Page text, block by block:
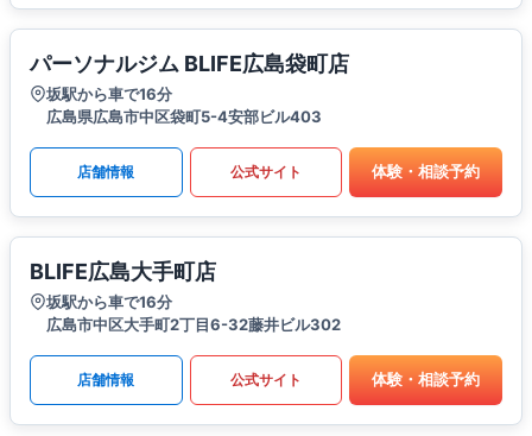
パーソナルジム BLIFE広島袋町店
坂駅から車で16分
広島県広島市中区袋町5-4安部ビル403
店舗情報 公式サイト 体験・相談予約
BLIFE広島大手町店
坂駅から車で16分
広島市中区大手町2丁目6-32藤井ビル302
店舗情報 公式サイト 体験・相談予約